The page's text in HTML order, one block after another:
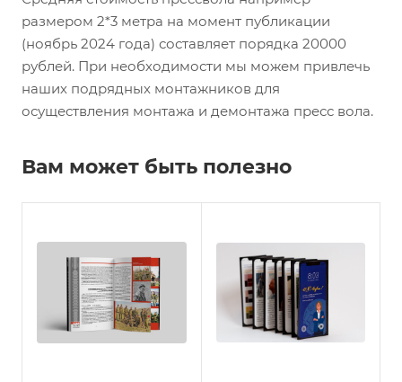
размером 2*3 метра на момент публикации
(ноябрь 2024 года) составляет порядка 20000
рублей. При необходимости мы можем привлечь
наших подрядных монтажников для
осуществления монтажа и демонтажа пресс вола.
Вам может быть полезно